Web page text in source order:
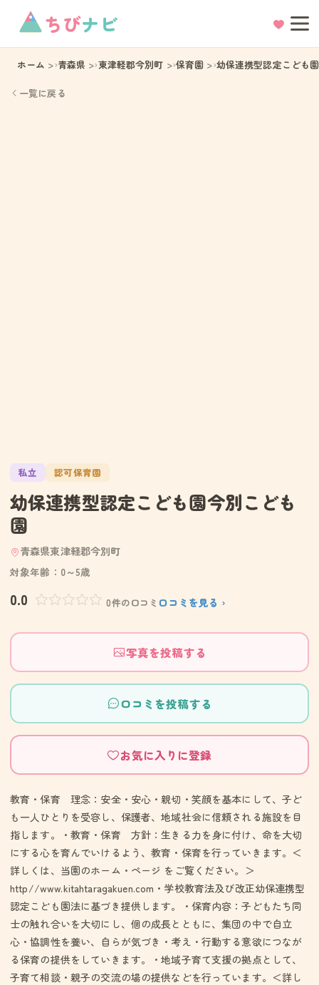
ちびナビ
ホーム 青森県 東津軽郡今別町 保育園 幼保連携型認定こども
一覧に戻る
私立 認可保育園
幼保連携型認定こども園今別こども
園
青森県東津軽郡今別町
対象年齢：0～5歳
0.0 0件の口コミ 口コミを見る ›
写真を投稿する
口コミを投稿する
お気に入りに登録
教育・保育 理念：安全・安心・親切・笑顔を基本にして、子ど
も一人ひとりを受容し、保護者、地域社会に信頼される施設を目
指します。・教育・保育 方針：生きる力を身に付け、命を大切
にする心を育んでいけるよう、教育・保育を行っていきます。＜
詳しくは、当園のホーム・ページ をご覧ください。＞
http//www.kitahtaragakuen.com・学校教育法及び改正幼保連携型
認定こども園法に基づき提供します。・保育内容：子どもたち同
士の触れ合いを大切にし、個の成長とともに、集団の中で自立
心・協調性を養い、自らが気づき・考え・行動する意欲につなが
る保育の提供をしていきます。・地域子育て支援の拠点として、
子育て相談・親子の交流の場の提供などを行っています。＜詳し